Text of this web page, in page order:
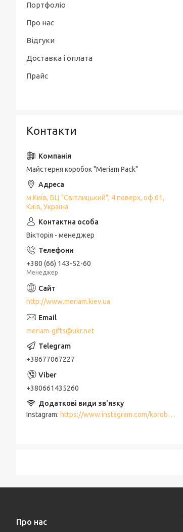
Портфоліо
Про нас
Відгуки
Доставка і оплата
Прайс
Контакти
Майстерня коробок "Meriam Pack"
м.Київ, БЦ "Світлицький", 4 поверх, оф.61,
Київ, Україна
Вікторія - менеджер
+380 (66) 143-52-60
Менеджер
http://www.meriam.kiev.ua
meriam-gifts@ukr.net
+38677067227
+380661435260
Instagram https://www.instagram.com/korobki_meriam/
Про нас